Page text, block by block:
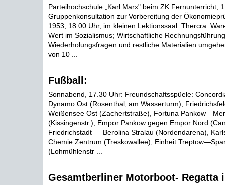
Parteihochschule „Karl Marx" beim ZK Fernunterricht,
Gruppenkonsultation zur Vorbereitung der
1953, 18.00 Uhr, im kleinen Lektionssaal. Thercra:
Wert im Sozialismus; Wirtschaftliche
Wiederholungsfragen und restliche Materialien
von 10 ...
Fußball:
Sonnabend, 17.30 Uhr: Freundschaftsspüele:
Dynamo Ost (Rosenthal, am Wasserturm),
Weißensee Ost (Zachertstraße), Fortuna
(Kissingenstr.), Empor Pankow gegen Empor Nord
Friedrichstadt — Berolina Stralau (Nordendarena),
Chemie Zentrum (Treskowallee), Einheit
(Lohmühlenstr ...
Gesamtberliner Motorboot- Regatta